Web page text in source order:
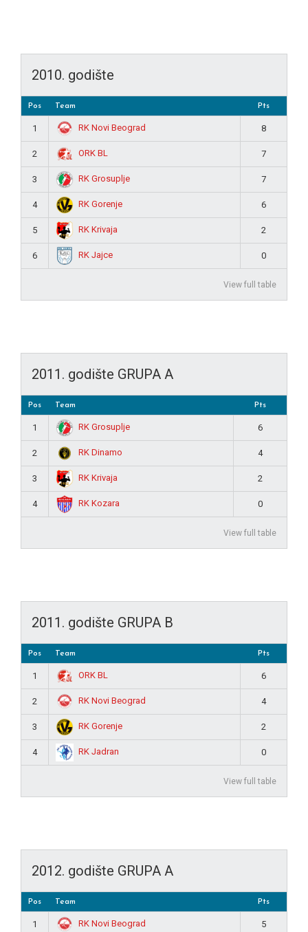
2010. godište
Pos Team Pts
1 RK Novi Beograd 8
2 ORK BL 7
3 RK Grosuplje 7
4 RK Gorenje 6
5 RK Krivaja 2
6 RK Jajce 0
View full table
2011. godište GRUPA A
Pos Team Pts
1 RK Grosuplje 6
2 RK Dinamo 4
3 RK Krivaja 2
4 RK Kozara 0
View full table
2011. godište GRUPA B
Pos Team Pts
1 ORK BL 6
2 RK Novi Beograd 4
3 RK Gorenje 2
4 RK Jadran 0
View full table
2012. godište GRUPA A
Pos Team Pts
1 RK Novi Beograd 5